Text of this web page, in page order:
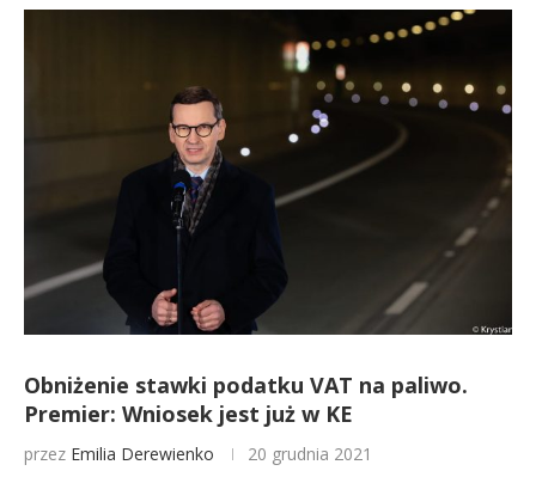
Obniżenie stawki podatku VAT na paliwo.
Premier: Wniosek jest już w KE
przez Emilia Derewienko 20 grudnia 2021